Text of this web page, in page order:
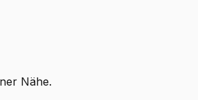
Nähe.